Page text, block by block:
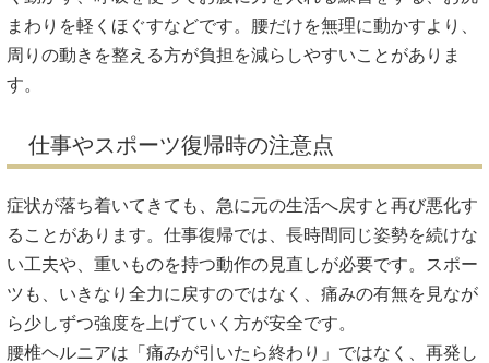
まわりを軽くほぐすなどです。腰だけを無理に動かすより、
周りの動きを整える方が負担を減らしやすいことがありま
す。
仕事やスポーツ復帰時の注意点
症状が落ち着いてきても、急に元の生活へ戻すと再び悪化す
ることがあります。仕事復帰では、長時間同じ姿勢を続けな
い工夫や、重いものを持つ動作の見直しが必要です。スポー
ツも、いきなり全力に戻すのではなく、痛みの有無を見なが
ら少しずつ強度を上げていく方が安全です。
腰椎ヘルニアは「痛みが引いたら終わり」ではなく、再発し